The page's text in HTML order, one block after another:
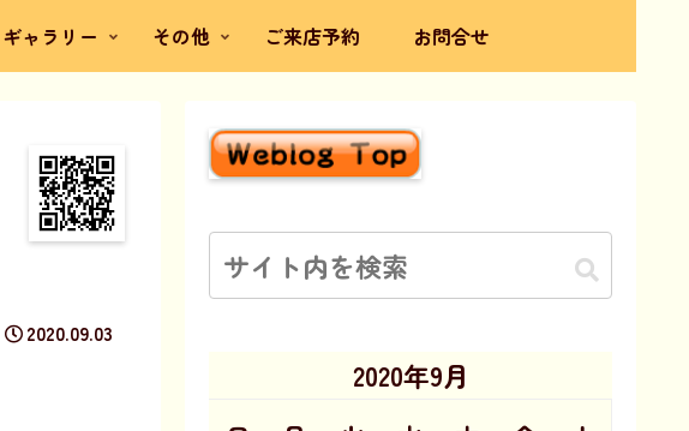
ギャラリー その他 ご来店予約 お問合せ
2020.09.03
2020年9月